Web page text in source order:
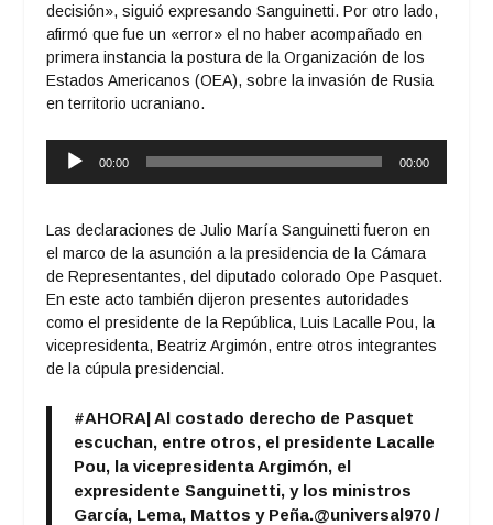
decisión», siguió expresando Sanguinetti. Por otro lado,
afirmó que fue un «error» el no haber acompañado en
primera instancia la postura de la Organización de los
Estados Americanos (OEA), sobre la invasión de Rusia
en territorio ucraniano.
Reproductor
00:00 00:00
Las declaraciones de Julio María Sanguinetti fueron en
el marco de la asunción a la presidencia de la Cámara
de Representantes, del diputado colorado Ope Pasquet.
En este acto también dijeron presentes autoridades
como el presidente de la República, Luis Lacalle Pou, la
vicepresidenta, Beatriz Argimón, entre otros integrantes
de la cúpula presidencial.
#AHORA| Al costado derecho de Pasquet
escuchan, entre otros, el presidente Lacalle
Pou, la vicepresidenta Argimón, el
expresidente Sanguinetti, y los ministros
García, Lema, Mattos y Peña.@universal970/